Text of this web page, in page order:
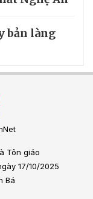
bản làng
Tôn giáo
17/10/2025
Bá